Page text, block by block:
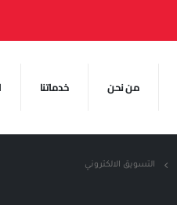
من نحن خدماتنا
التسويق الالكتروني